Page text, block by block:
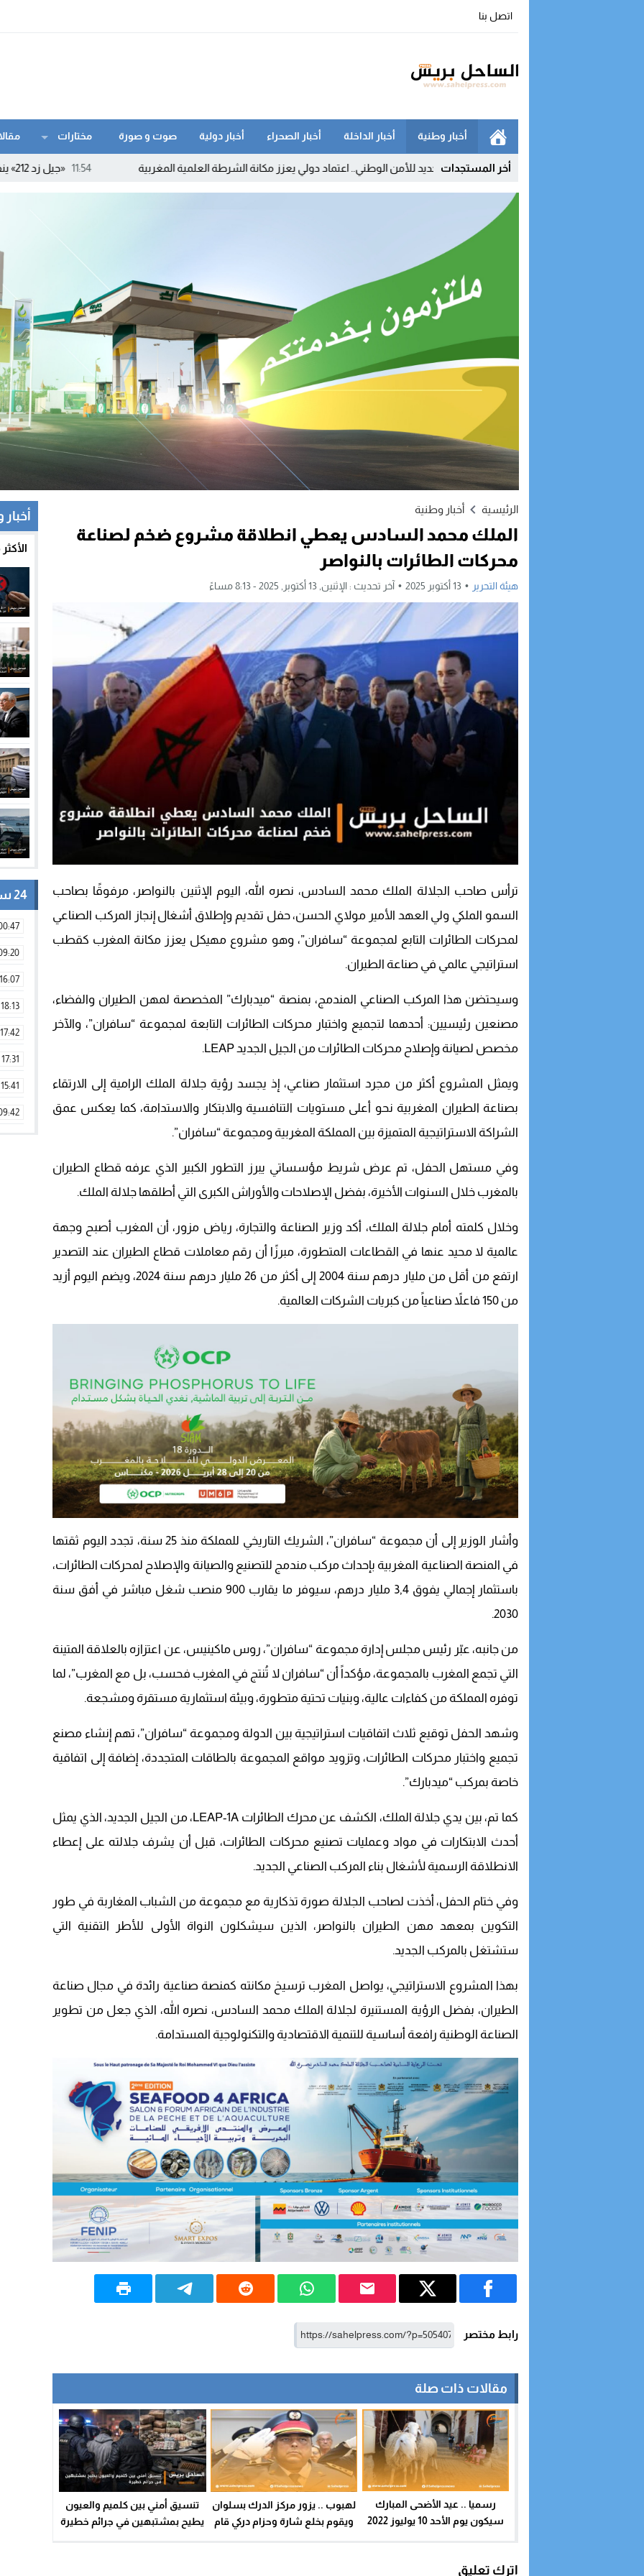
اتصل بنا
أخبار وطنية أخبار الداخلة أخبار الصحراء أخبار دولية صوت و صورة مختارات
أخر المستجدات 11:54 «جيل زد 212» ينفي الدعوة إلى أي احتجاجات ويحذر من بلاغات ومنشورات مفبركة إنجاز جديد للأمن الوطني.. اعتماد دولي يعزز مكانة الشرطة العلمية المغربية
الرئيسية أخبار وطنية
الملك محمد السادس يعطي انطلاقة مشروع ضخم لصناعة
محركات الطائرات بالنواصر
هيئة التحرير 13 أكتوبر 2025 آخر تحديث : الإثنين, 13 أكتوبر, 2025 - 8:13 مساءً
ترأس صاحب الجلالة الملك محمد السادس، نصره الله، اليوم الإثنين بالنواصر، مرفوقًا بصاحب
السمو الملكي ولي العهد الأمير مولاي الحسن، حفل تقديم وإطلاق أشغال إنجاز المركب الصناعي
لمحركات الطائرات التابع لمجموعة “سافران”، وهو مشروع مهيكل يعزز مكانة المغرب كقطب
استراتيجي عالمي في صناعة الطيران.
وسيحتضن هذا المركب الصناعي المندمج، بمنصة “ميدبارك” المخصصة لمهن الطيران والفضاء،
مصنعين رئيسيين: أحدهما لتجميع واختبار محركات الطائرات التابعة لمجموعة “سافران”، والآخر
مخصص لصيانة وإصلاح محركات الطائرات من الجيل الجديد LEAP.
ويمثل المشروع أكثر من مجرد استثمار صناعي، إذ يجسد رؤية جلالة الملك الرامية إلى الارتقاء
بصناعة الطيران المغربية نحو أعلى مستويات التنافسية والابتكار والاستدامة، كما يعكس عمق
الشراكة الاستراتيجية المتميزة بين المملكة المغربية ومجموعة “سافران”.
وفي مستهل الحفل، تم عرض شريط مؤسساتي يبرز التطور الكبير الذي عرفه قطاع الطيران
بالمغرب خلال السنوات الأخيرة، بفضل الإصلاحات والأوراش الكبرى التي أطلقها جلالة الملك.
وخلال كلمته أمام جلالة الملك، أكد وزير الصناعة والتجارة، رياض مزور، أن المغرب أصبح وجهة
عالمية لا محيد عنها في القطاعات المتطورة، مبرزًا أن رقم معاملات قطاع الطيران عند التصدير
ارتفع من أقل من مليار درهم سنة 2004 إلى أكثر من 26 مليار درهم سنة 2024، ويضم اليوم أزيد
من 150 فاعلاً صناعياً من كبريات الشركات العالمية.
وأشار الوزير إلى أن مجموعة “سافران”، الشريك التاريخي للمملكة منذ 25 سنة، تجدد اليوم ثقتها
في المنصة الصناعية المغربية بإحداث مركب مندمج للتصنيع والصيانة والإصلاح لمحركات الطائرات،
باستثمار إجمالي يفوق 3,4 مليار درهم، سيوفر ما يقارب 900 منصب شغل مباشر في أفق سنة
2030.
من جانبه، عبّر رئيس مجلس إدارة مجموعة “سافران”، روس ماكينيس، عن اعتزازه بالعلاقة المتينة
التي تجمع المغرب بالمجموعة، مؤكداً أن “سافران لا تُنتج في المغرب فحسب، بل مع المغرب”، لما
توفره المملكة من كفاءات عالية، وبنيات تحتية متطورة، وبيئة استثمارية مستقرة ومشجعة.
وشهد الحفل توقيع ثلاث اتفاقيات استراتيجية بين الدولة ومجموعة “سافران”، تهم إنشاء مصنع
تجميع واختبار محركات الطائرات، وتزويد مواقع المجموعة بالطاقات المتجددة، إضافة إلى اتفاقية
خاصة بمركب “ميدبارك”.
كما تم، بين يدي جلالة الملك، الكشف عن محرك الطائرات LEAP-1A، من الجيل الجديد، الذي يمثل
أحدث الابتكارات في مواد وعمليات تصنيع محركات الطائرات، قبل أن يشرف جلالته على إعطاء
الانطلاقة الرسمية لأشغال بناء المركب الصناعي الجديد.
وفي ختام الحفل، أخذت لصاحب الجلالة صورة تذكارية مع مجموعة من الشباب المغاربة في طور
التكوين بمعهد مهن الطيران بالنواصر، الذين سيشكلون النواة الأولى للأطر التقنية التي
ستشتغل بالمركب الجديد.
بهذا المشروع الاستراتيجي، يواصل المغرب ترسيخ مكانته كمنصة صناعية رائدة في مجال صناعة
الطيران، بفضل الرؤية المستنيرة لجلالة الملك محمد السادس، نصره الله، الذي جعل من تطوير
الصناعة الوطنية رافعة أساسية للتنمية الاقتصادية والتكنولوجية المستدامة.
رابط مختصر
مقالات ذات صلة
رسميا .. عيد الأضحى المبارك
سيكون يوم الأحد 10 يوليوز 2022
لهبوب .. يزور مركز الدرك بسلوان
ويقوم بخلع شارة وحزام دركي قام
تنسيق أمني بين كلميم والعيون
يطيح بمشتبهين في جرائم خطيرة
اترك تعليق
24 ساعة
16:07
18:13
17:42
17:31
15:41